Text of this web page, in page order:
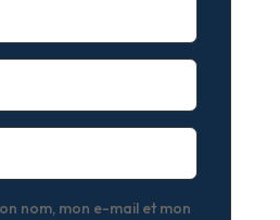
nom, mon e-mail et mon